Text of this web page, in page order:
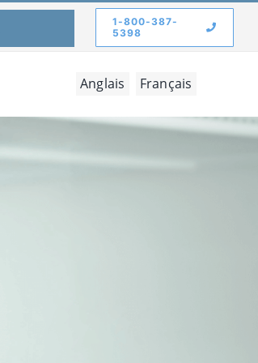
1-800-387-
5398
Anglais Français